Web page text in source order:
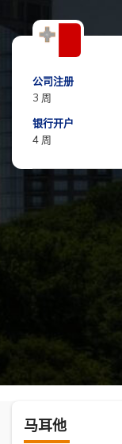
公司注册
3 周
银行开户
4 周
马耳他